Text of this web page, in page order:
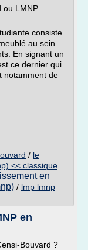
ou LMNP
consiste
au sein
En signant un
ce dernier qui
notamment de
/ le
<< classique
en
/ lmp lmnp
en
Bouvard ?